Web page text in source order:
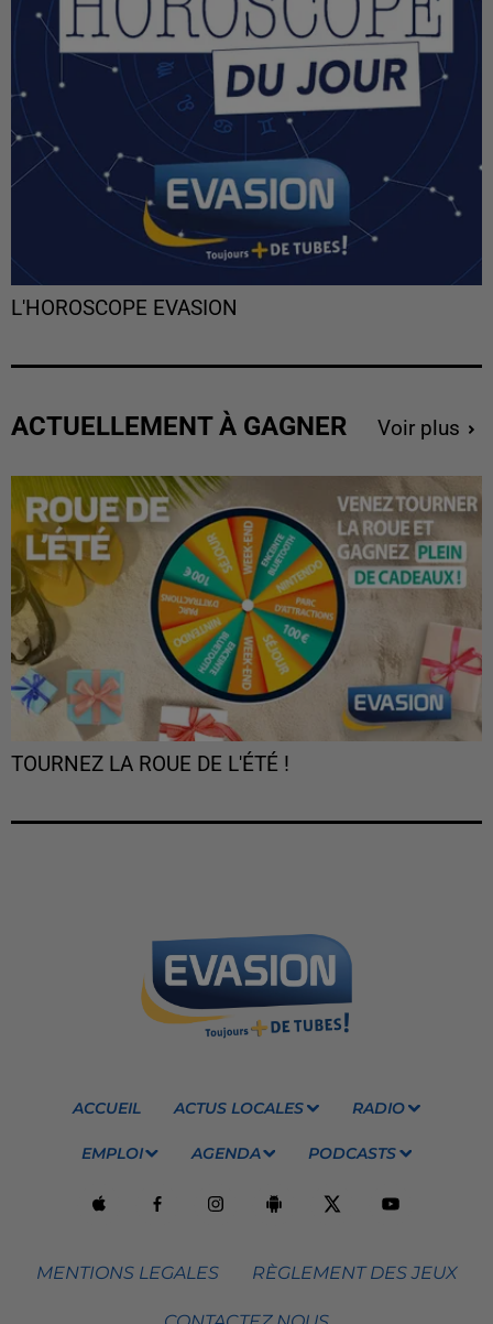
L'HOROSCOPE EVASION
ACTUELLEMENT À GAGNER Voir plus
TOURNEZ LA ROUE DE L'ÉTÉ !
ACCUEIL ACTUS LOCALES RADIO
EMPLOI AGENDA PODCASTS
MENTIONS LEGALES RÈGLEMENT DES JEUX